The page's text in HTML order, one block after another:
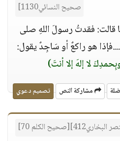
صحيح النسائي1130]
قالت: فقدتُ رسولَ اللهِ صلى
هو راكعٌ أو سَاجِدٌ يقول:
لا إلهَ إلا أنتَ)
مشاركة النص تصميم دعوي
الكلم 70]